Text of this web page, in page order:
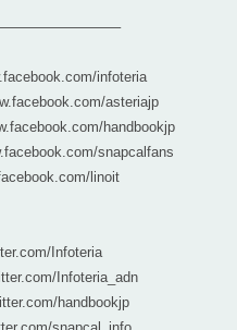
infoteria
asteriajp
handbookjp
snapcalfans
linoit
Infoteria
Infoteria_adn
handbookjp